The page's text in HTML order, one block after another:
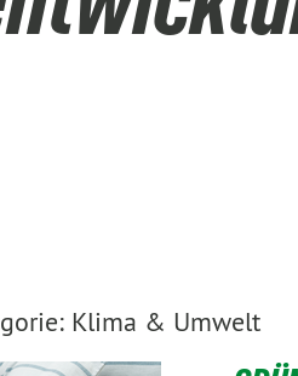
Klima & Umwelt